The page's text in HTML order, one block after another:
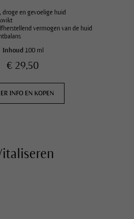
droge en gevoelige huid
vermogen van de huid
Inhoud 100 ml
€ 29,50
INFO EN KOPEN